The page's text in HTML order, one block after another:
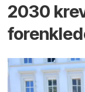
2030